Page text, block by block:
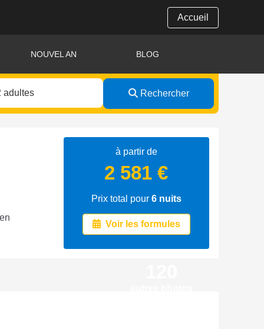
Accueil
NOUVEL AN BLOG
Rechercher
à partir de
2 581 €
Prix total pour 6nuits
Voir les formules